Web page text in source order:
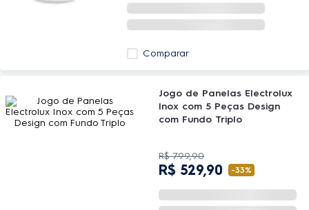
Comparar
Jogo de Panelas Electrolux
Inox com 5 Peças Design
com Fundo Triplo
R$ 799,90
R$ 529,90 -33%